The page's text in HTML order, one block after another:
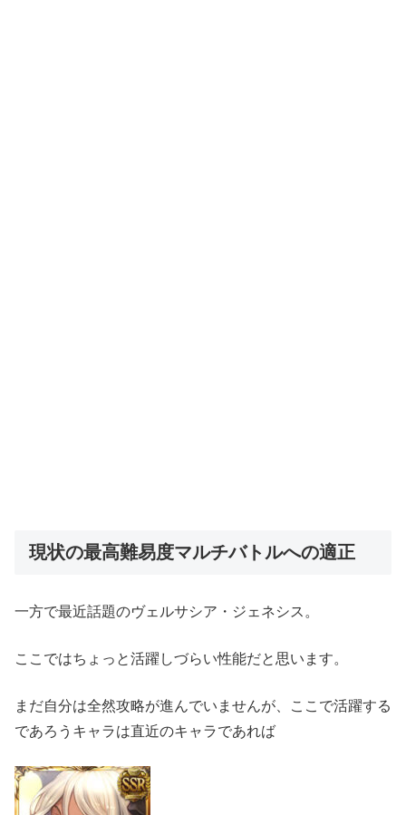
現状の最高難易度マルチバトルへの適正
一方で最近話題のヴェルサシア・ジェネシス。
ここではちょっと活躍しづらい性能だと思います。
まだ自分は全然攻略が進んでいませんが、ここで活躍する
であろうキャラは直近のキャラであれば